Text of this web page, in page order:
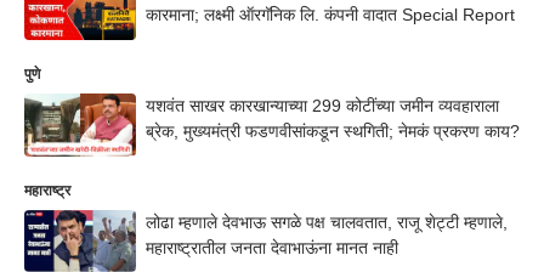
कारमाना; लक्ष्मी ऑरगॅनिक लि. कंपनी वादात Special Report
पुणे
यशवंत साखर कारखान्याच्या 299 कोटींच्या जमीन व्यवहाराला
ब्रेक, मुख्यमंत्री फडणवीसांकडून स्थगिती; नेमकं प्रकरण काय?
महाराष्ट्र
लोढा म्हणाले देवभाऊ सगळे पक्ष चालवतात, राजू शेट्टी म्हणाले,
महाराष्ट्रातील जनता देवाभाऊंना मानत नाही